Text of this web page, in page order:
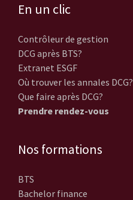
En un clic
Contrôleur de gestion
DCG après BTS?
Extranet ESGF
Où trouver les annales DCG?
Que faire après DCG?
Prendre rendez-vous
Nos formations
BTS
Bachelor finance